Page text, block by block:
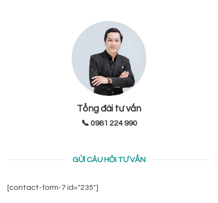
Tổng đài tư vấn
📞 0981 224 990
GỬI CÂU HỎI TƯ VẤN
[contact-form-7 id="235"]